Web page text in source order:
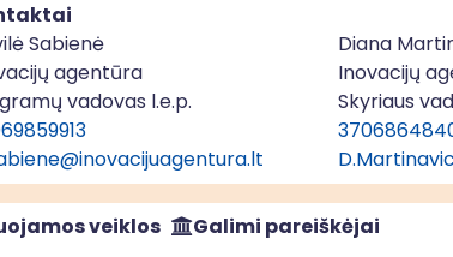
Sabienė
agentūra
vadovas l.e.p.
Diana
Inovacijų
Skyriaus
veiklos Galimi pareiškėjai